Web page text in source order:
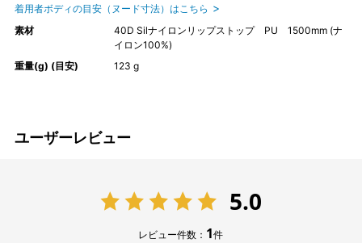
着用者ボディの目安（ヌード寸法）はこちら
素材
40D Silナイロンリップストップ PU 1500mm (ナ
イロン100%)
重量(g) (目安)
123 g
ユーザーレビュー
5.0
レビュー件数： 1件